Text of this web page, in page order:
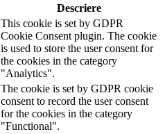
Descriere
This cookie is set by GDPR
Cookie Consent plugin. The cookie
is used to store the user consent for
the cookies in the category
"Analytics".
The cookie is set by GDPR cookie
consent to record the user consent
for the cookies in the category
"Functional".